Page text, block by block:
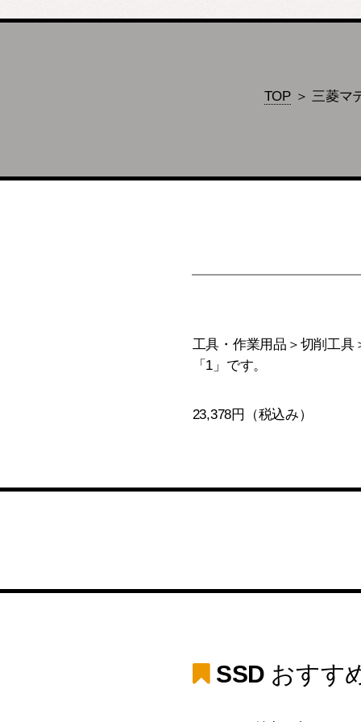
TOP＞ 三菱マ
工具・作業用品＞切削工具
「1」です。
23,378円（税込み）
SSD おすす